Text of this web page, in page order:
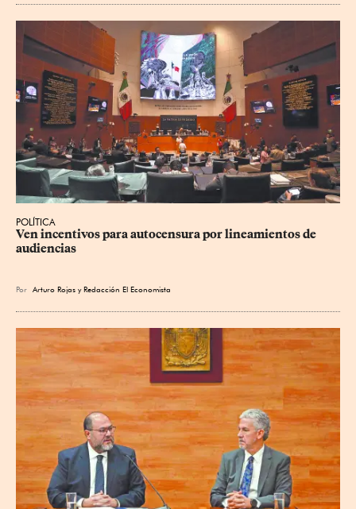
POLÍTICA
Ven incentivos para autocensura por lineamientos de
audiencias
Por Arturo Rojas yRedacción El Economista